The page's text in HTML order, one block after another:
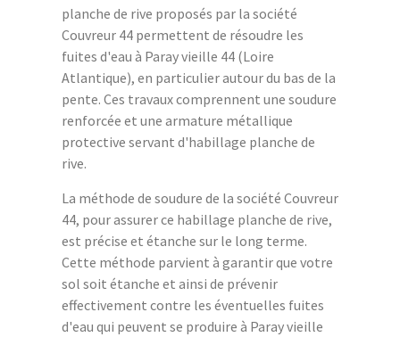
planche de rive proposés par la société
Couvreur 44 permettent de résoudre les
fuites d'eau à Paray vieille 44 (Loire
Atlantique), en particulier autour du bas de la
pente. Ces travaux comprennent une soudure
renforcée et une armature métallique
protective servant d'habillage planche de
rive.
La méthode de soudure de la société Couvreur
44, pour assurer ce habillage planche de rive,
est précise et étanche sur le long terme.
Cette méthode parvient à garantir que votre
sol soit étanche et ainsi de prévenir
effectivement contre les éventuelles fuites
d'eau qui peuvent se produire à Paray vieille